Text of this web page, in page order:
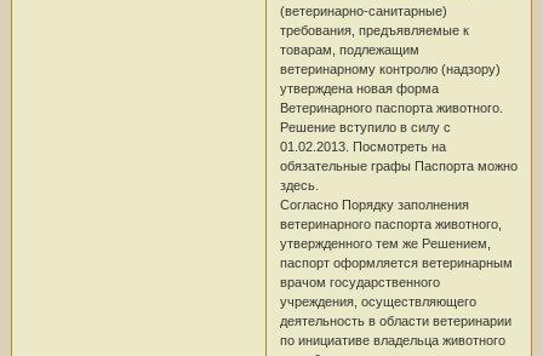
(ветеринарно-санитарные)
требования, предъявляемые к
товарам, подлежащим
ветеринарному контролю (надзору)
утверждена новая форма
Ветеринарного паспорта животного.
Решение вступило в силу с
01.02.2013. Посмотреть на
обязательные графы Паспорта можно
здесь.
Согласно Порядку заполнения
ветеринарного паспорта животного,
утвержденного тем же Решением,
паспорт оформляется ветеринарным
врачом государственного
учреждения, осуществляющего
деятельность в области ветеринарии
по инициативе владельца животного